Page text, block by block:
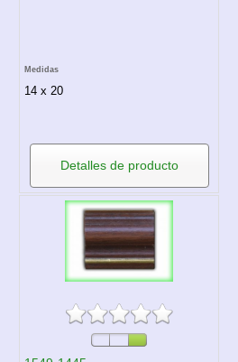
Medidas
14 x 20
Detalles de producto